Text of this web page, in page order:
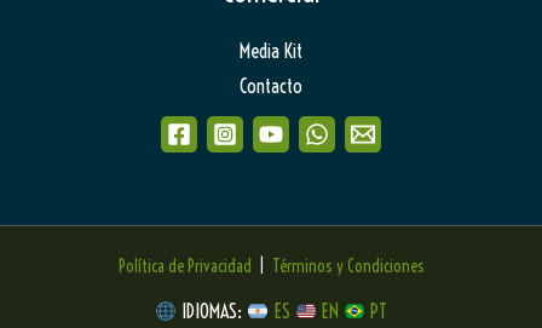
Media Kit
Contacto
Política de Privacidad Términos y Condiciones
IDIOMAS: ES EN PT